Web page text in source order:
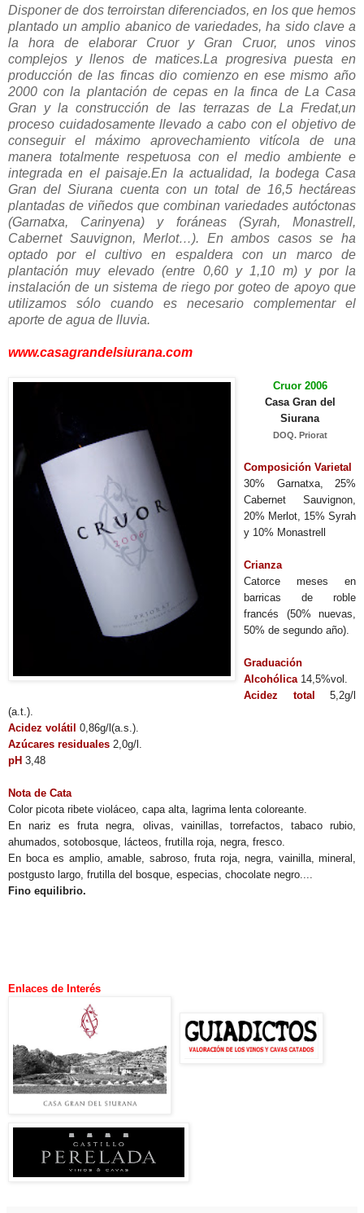
Disponer de dos terroirstan diferenciados, en los que hemos
plantado un amplio abanico de variedades, ha sido clave a
la hora de elaborar Cruor y Gran Cruor, unos vinos
complejos y llenos de matices.La progresiva puesta en
producción de las fincas dio comienzo en ese mismo año
2000 con la plantación de cepas en la finca de La Casa
Gran y la construcción de las terrazas de La Fredat,un
proceso cuidadosamente llevado a cabo con el objetivo de
conseguir el máximo aprovechamiento vitícola de una
manera totalmente respetuosa con el medio ambiente e
integrada en el paisaje.En la actualidad, la bodega Casa
Gran del Siurana cuenta con un total de 16,5 hectáreas
plantadas de viñedos que combinan variedades autóctonas
(Garnatxa, Carinyena) y foráneas (Syrah, Monastrell,
Cabernet Sauvignon, Merlot…). En ambos casos se ha
optado por el cultivo en espaldera con un marco de
plantación muy elevado (entre 0,60 y 1,10 m) y por la
instalación de un sistema de riego por goteo de apoyo que
utilizamos sólo cuando es necesario complementar el
aporte de agua de lluvia.
www.casagrandelsiurana.com
Cruor 2006
Casa Gran del
Siurana
DOQ. Priorat
Composición Varietal
30% Garnatxa, 25%
Cabernet Sauvignon,
20% Merlot, 15% Syrah
y 10% Monastrell
Crianza
Catorce meses en
barricas de roble
francés (50% nuevas,
50% de segundo año).
Graduación
Alcohólica 14,5%vol.
Acidez total
5,2g/l
(a.t.).
Acidez volátil 0,86g/l(a.s.).
Azúcares residuales 2,0g/l.
pH 3,48
Nota de Cata
Color picota ribete violáceo, capa alta, lagrima lenta coloreante.
En nariz es fruta negra, olivas, vainillas, torrefactos, tabaco rubio,
ahumados, sotobosque, lácteos, frutilla roja, negra, fresco.
En boca es amplio, amable, sabroso, fruta roja, negra, vainilla, mineral,
postgusto largo, frutilla del bosque, especias, chocolate negro....
Fino equilibrio.
Enlaces de Interés